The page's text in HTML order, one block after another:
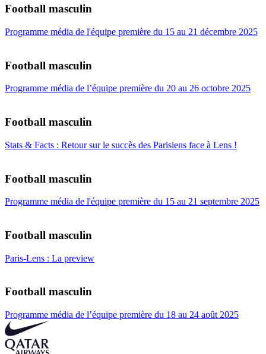
Football masculin
Programme média de l'équipe première du 15 au 21 décembre 2025
Football masculin
Programme média de l’équipe première du 20 au 26 octobre 2025
Football masculin
Stats & Facts : Retour sur le succès des Parisiens face à Lens !
Football masculin
Programme média de l'équipe première du 15 au 21 septembre 2025
Football masculin
Paris-Lens : La preview
Football masculin
Programme média de l’équipe première du 18 au 24 août 2025